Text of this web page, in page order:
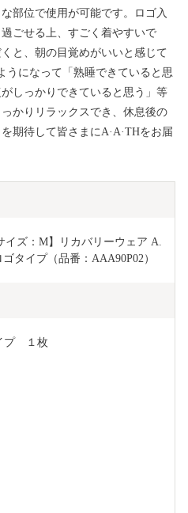
部位で使用が可能です。ロゴ入
ごせる上、すごく着やすいで
と、朝の目覚めがいいと感じて
うになって「熟睡できていると思
しっかりできていると思う」等
かりリラックスでき、休息後の
期待して皆さまにA·A·THをお届
ズ：M】リカバリーウェア A.
タイプ（品番：AAA90P02）
プ　１枚